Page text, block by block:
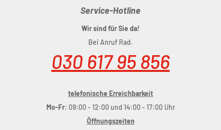
Service-Hotline
Wir sind für Sie da!
Bei Anruf Rad.
030 617 95 856
telefonische Erreichbarkeit
Mo-Fr: 09:00 - 12:00 und 14:00 - 17:00 Uhr
Öffnungszeiten